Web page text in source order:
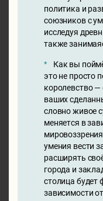
политика и
союзников с
исследуя
также
Как вы
это не просто
королевство —
ваших
словно живое
меняется в
умения вести
расширять
города и
столица будет
зависимости